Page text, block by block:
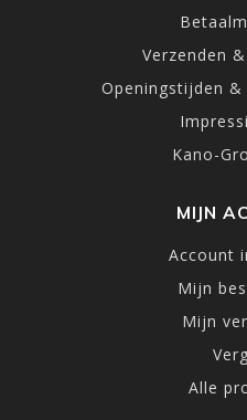
Verzenden
Openingstijden
Kano-
MIJN
Account
Mijn
Mijn
Alle